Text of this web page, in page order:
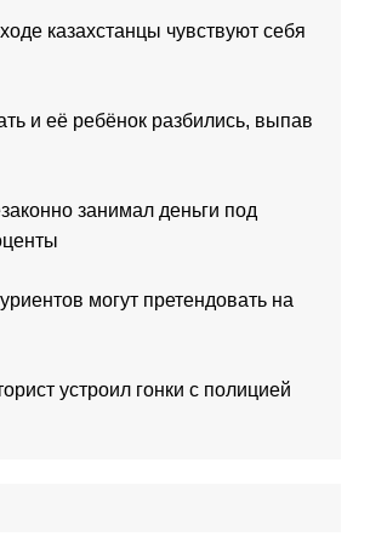
казахстанцы чувствуют себя
и её ребёнок разбились, выпав
занимал деньги под
могут претендовать на
устроил гонки с полицией